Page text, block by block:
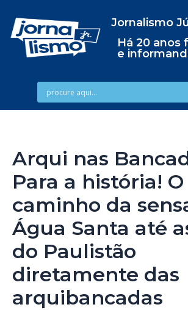
Jornalismo
Há 20 anos
e
Arqui nas
Para a história! O
caminho da
Água Santa até
do Paulistão
diretamente das
arquibancadas